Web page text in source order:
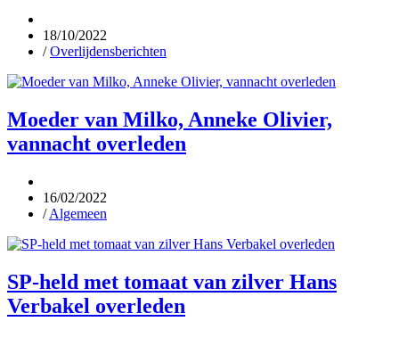
18/10/2022
/ Overlijdensberichten
Moeder van Milko, Anneke Olivier,
vannacht overleden
16/02/2022
/ Algemeen
SP-held met tomaat van zilver Hans
Verbakel overleden